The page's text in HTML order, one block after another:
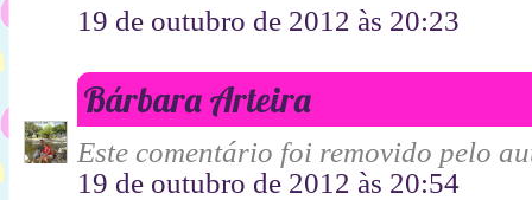
19 de outubro de 2012 às 20:23
Bárbara Arteira
Este comentário foi removido pelo
19 de outubro de 2012 às 20:54